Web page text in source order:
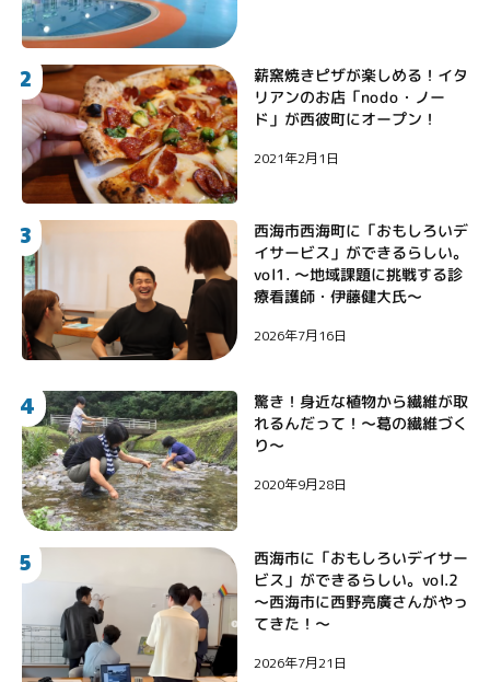
2 薪窯焼きピザが楽しめる！イタ
リアンのお店「nodo・ノー
ド」が西彼町にオープン！
2021年2月1日
3
西海市西海町に「おもしろいデ
イサービス」ができるらしい。
vol1. 〜地域課題に挑戦する診
療看護師・伊藤健大氏〜
2026年7月16日
4
驚き！身近な植物から繊維が取
れるんだって！〜葛の繊維づく
り〜
2020年9月28日
5 西海市に「おもしろいデイサー
ビス」ができるらしい。vol.2
〜西海市に西野亮廣さんがやっ
てきた！〜
2026年7月21日